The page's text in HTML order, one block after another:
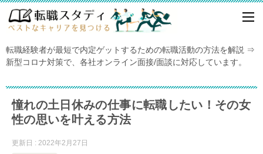
転職経験者が最短で内定ゲットするための転職活動の方法を解説 ⇒
新型コロナ対策で、各社オンライン面接/面談に対応しています。
憧れの土日休みの仕事に転職したい！その女
性の思いを叶える方法
更新日 : 2022年2月27日